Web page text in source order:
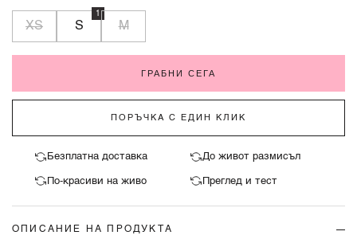
XS S
1
M
ГРАБНИ СЕГА
ПОРЪЧКА С ЕДИН КЛИК
Безплатна доставка До живот размисъл
По-красиви на живо Преглед и тест
ОПИСАНИЕ НА ПРОДУКТА